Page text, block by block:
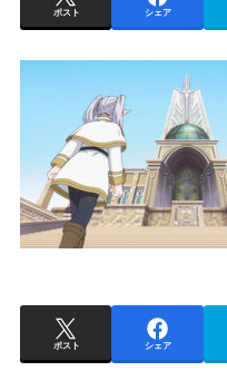
ポスト シェア
ポスト シェア